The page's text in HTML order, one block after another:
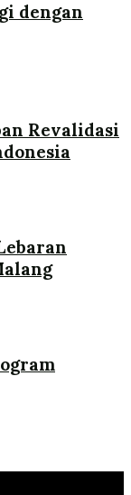
dengan
Revalidasi